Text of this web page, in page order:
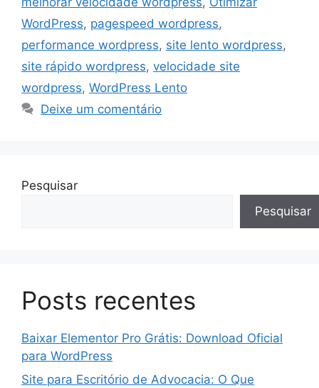
WordPress, pagespeed wordpress,
performance wordpress, site lento wordpress,
site rápido wordpress, velocidade site
wordpress, WordPress Lento
Deixe um comentário
Pesquisar
Pesquisar
Posts recentes
Baixar Elementor Pro Grátis: Download Oficial
para WordPress
Site para Escritório de Advocacia: O Que